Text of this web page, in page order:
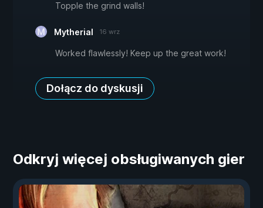
Topple the grind walls!
Mytherial 16 wrz
Worked flawlessly! Keep up the great work!
Dołącz do dyskusji
Odkryj więcej obsługiwanych gier